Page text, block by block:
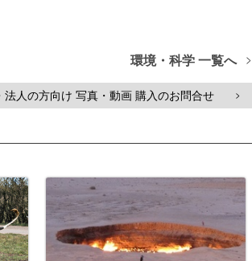
環境・科学 一覧へ >
法人の方向け 写真・動画 購入のお問合せ >